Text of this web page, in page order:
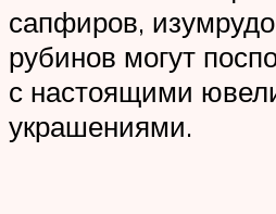
сапфиров,
рубинов могут
с настоящими
украшениями.